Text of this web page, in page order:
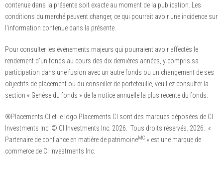
contenue dans la présente soit exacte au moment de la publication. Les
conditions du marché peuvent changer, ce qui pourrait avoir une incidence sur
l'information contenue dans la présente.
Pour consulter les événements majeurs qui pourraient avoir affectés le
rendement d’un fonds au cours des dix dernières années, y compris sa
participation dans une fusion avec un autre fonds ou un changement de ses
objectifs de placement ou du conseiller de portefeuille, veuillez consulter la
section « Genèse du fonds » de la notice annuelle la plus récente du fonds.
®Placements CI et le logo Placements CI sont des marques déposées de CI
Investments Inc. © CI Investments Inc. 2026. Tous droits réservés. 2026. «
Partenaire de confiance en matière de patrimoineMC » est une marque de
commerce de CI Investments Inc.